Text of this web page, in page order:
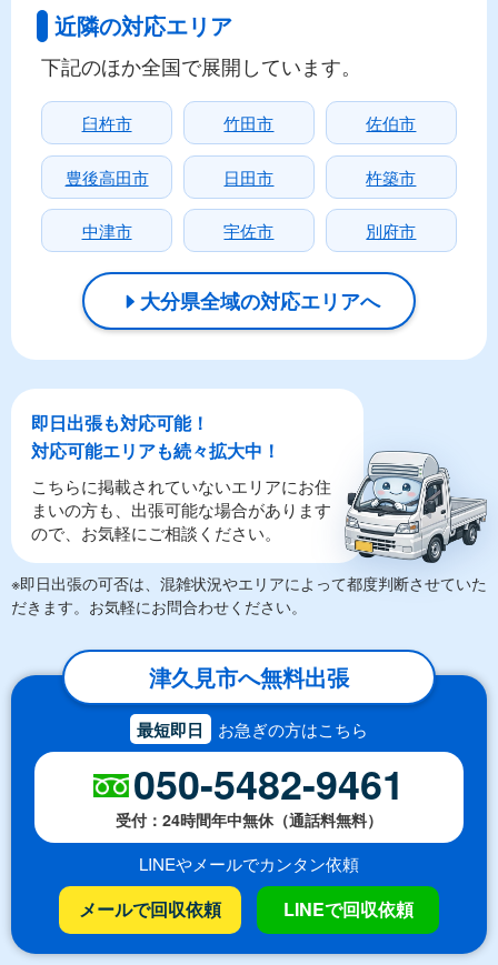
近隣の対応エリア
下記のほか全国で展開しています。
臼杵市 竹田市 佐伯市
豊後高田市 日田市 杵築市
中津市 宇佐市 別府市
大分県全域の対応エリアへ
即日出張も対応可能！
対応可能エリアも続々拡大中！
こちらに掲載されていないエリアにお住
まいの方も、出張可能な場合があります
ので、お気軽にご相談ください。
※即日出張の可否は、混雑状況やエリアによって都度判断させていた
だきます。お気軽にお問合わせください。
津久見市へ無料出張
最短即日 お急ぎの方はこちら
050-5482-9461
受付：24時間年中無休（通話料無料）
LINEやメールでカンタン依頼
メールで回収依頼 LINEで回収依頼